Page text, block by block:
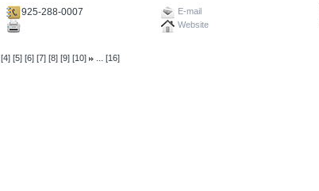
925-288-0007
E-mail
Website
[4] [5] [6] [7] [8] [9] [10] ... [16]